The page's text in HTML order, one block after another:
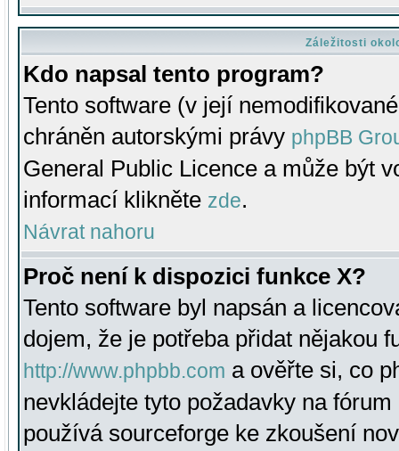
Záležitosti
Kdo napsal tento program?
Tento software (v její
chráněn autorskými právy phpBB
General Public Licence a může být
informací klikněte zde.
Návrat nahoru
Proč není k dispozici funkce X?
Tento software byl napsán a
dojem, že je potřeba přidat nějakou
http://www.phpbb.com a ověřte si, co
nevkládejte tyto požadavky na
používá sourceforge ke zkoušení